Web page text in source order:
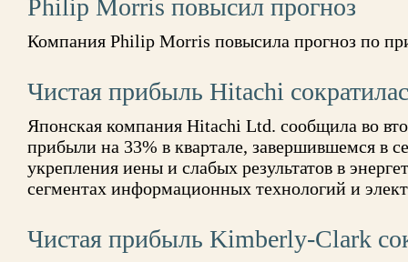
Philip Morris повысил прогноз
Компания Philip Morris повысила прогноз по
Чистая прибыль Hitachi
Японская компания Hitachi Ltd. сообщила во
прибыли на 33% в квартале, завершившемся в
укрепления иены и слабых результатов в
сегментах информационных технологий и
Чистая прибыль Kimberly-Clark